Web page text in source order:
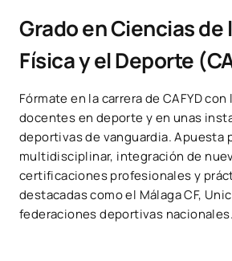
Salidas profesionales
Calidad
Grado en Ciencias de
Física y el Deporte
Fórmate en la carrera de CAFYD
docentes en deporte y en unas
deportivas de vanguardia. Apuesta
multidisciplinar, integración de
certificaciones profesionales y
destacadas como el Málaga CF,
federaciones deportivas nacionales.